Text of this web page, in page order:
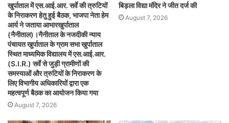
खुर्पाताल में एस.आई.आर. सर्वे की त्रुटियों
के निराकरण हेतु हुई बैठक, भाजपा नेता हेम
आर्य ने जताया आभारखुर्पाताल
(नैनीताल)।नैनीताल के नजदीकी न्याय
पंचायत खुर्पाताल के ग्राम सभा खुर्पाताल
स्थित माध्यमिक विद्यालय में एस.आई.आर.
(S.I.R.) सर्वे से जुड़ी ग्रामीणों की
समस्याओं और त्रुटियों के निराकरण के
लिए विभागीय अधिकारियों द्वारा एक
महत्वपूर्ण बैठक का आयोजन किया गया
August 7, 2026
बिड़ला विद्या मंदिर ने जीत दर्ज की
August 7, 2026